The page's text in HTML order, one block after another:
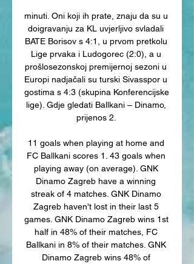
minuti. Oni koji ih prate, znaju da su u
doigravanju za KL uvjerljivo svladali
BATE Borisov s 4:1, u prvom pretkolu
Lige prvaka i Ludogorec (2:0), a u
prošlosezonskoj premijernoj sezoni u
Europi nadjačali su turski Sivasspor u
gostima s 4:3 (skupina Konferencijske
lige). Gdje gledati Ballkani – Dinamo,
prijenos 2.
11 goals when playing at home and
FC Ballkani scores 1. 43 goals when
playing away (on average). GNK
Dinamo Zagreb have a winning
streak of 4 matches. GNK Dinamo
Zagreb haven't lost in their last 5
games. GNK Dinamo Zagreb wins 1st
half in 48% of their matches, FC
Ballkani in 8% of their matches. GNK
Dinamo Zagreb wins 48% of